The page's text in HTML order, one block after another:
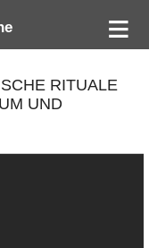
RITUALE
UND